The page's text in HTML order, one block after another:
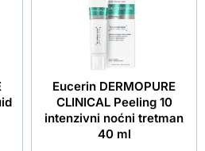
Eucerin DERMOPURE
CLINICAL Peeling 10
intenzivni noćni tretman
40 ml